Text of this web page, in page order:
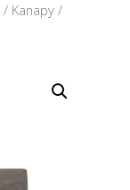
/ Kanapy /